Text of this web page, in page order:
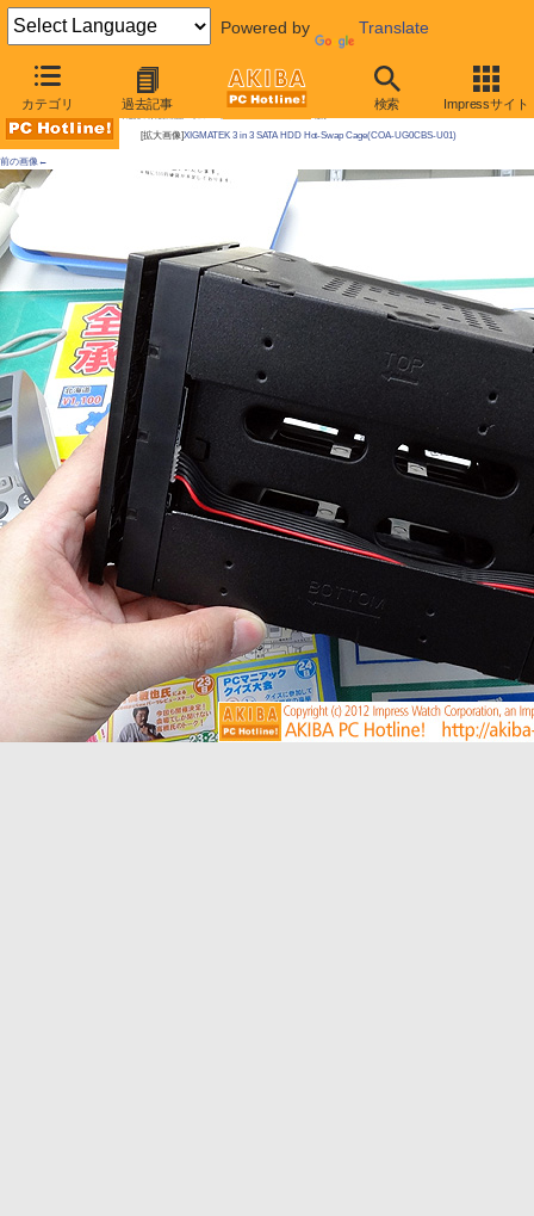
Powered by Translate
カテゴリ 過去記事 検索 Impressサイト
AKIBA PC Hotline!
[拡大画像]XIGMATEK 3 in 3 SATA HDD Hot-Swap Cage(COA-UG0CBS-U01)
前の画像←